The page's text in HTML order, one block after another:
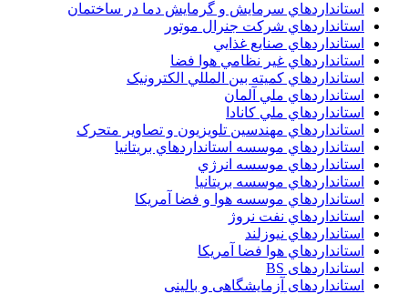
استانداردهاي سرمايش و گرمايش دما در ساختمان
استانداردهاي شرکت جنرال موتور
استانداردهاي صنايع غذايي
استانداردهاي غير نظامي هوا فضا
استانداردهاي کميته بين المللي الکترونيک
استانداردهاي ملي آلمان
استانداردهاي ملي کانادا
استانداردهاي مهندسين تلويزيون و تصاوير متحرک
استانداردهاي موسسه استانداردهاي بريتانيا
استانداردهاي موسسه انرژي
استانداردهاي موسسه بريتانيا
استانداردهاي موسسه هوا و فضا آمريکا
استانداردهاي نفت نروژ
استانداردهاي نيوزلند
استانداردهاي هوا فضا آمريکا
استانداردهای BS
استانداردهای آزمایشگاهی و بالینی